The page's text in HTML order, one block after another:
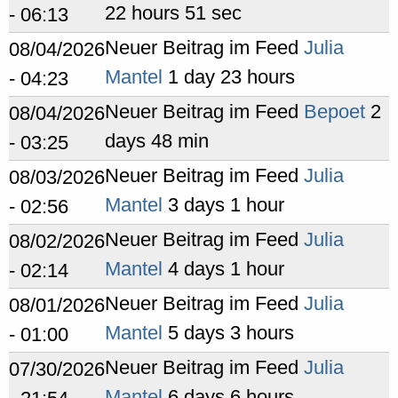
- 06:13
22 hours 51 sec
08/04/2026
- 04:23
Neuer Beitrag im Feed Julia
Mantel 1 day 23 hours
08/04/2026
- 03:25
Neuer Beitrag im Feed Bepoet 2
days 48 min
08/03/2026
- 02:56
Neuer Beitrag im Feed Julia
Mantel 3 days 1 hour
08/02/2026
- 02:14
Neuer Beitrag im Feed Julia
Mantel 4 days 1 hour
08/01/2026
- 01:00
Neuer Beitrag im Feed Julia
Mantel 5 days 3 hours
07/30/2026Neuer Beitrag im Feed Julia